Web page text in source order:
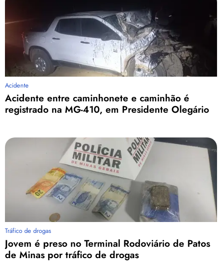
Acidente
Acidente entre caminhonete e caminhão é
registrado na MG-410, em Presidente Olegário
Tráfico de drogas
Jovem é preso no Terminal Rodoviário de Patos
de Minas por tráfico de drogas